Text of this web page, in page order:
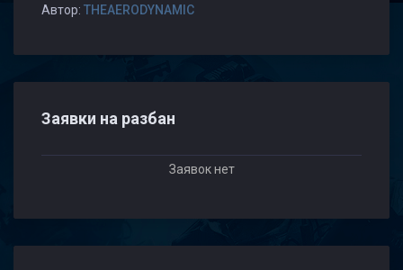
Автор: THEAERODYNAMIC
Заявки на разбан
Заявок нет